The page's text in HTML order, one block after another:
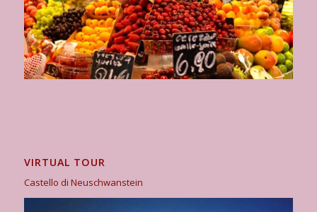
VIRTUAL TOUR
Castello di Neuschwanstein